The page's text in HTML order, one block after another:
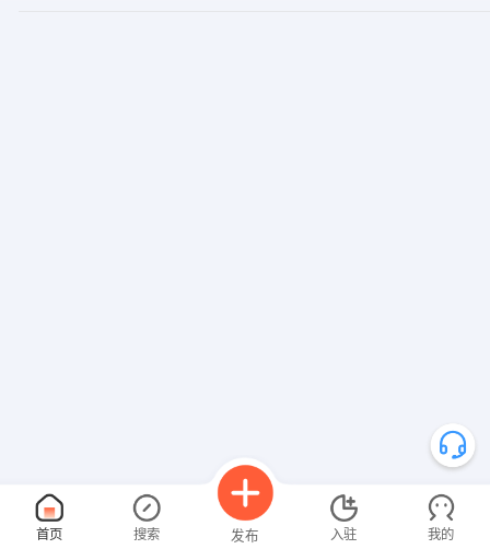
首页 搜索 发布 入驻 我的